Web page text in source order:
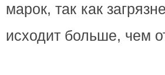
марок, так как
исходит больше, чем